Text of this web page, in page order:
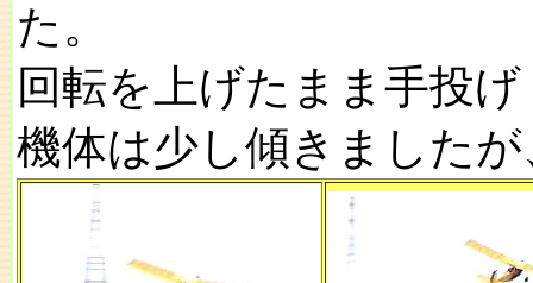
た。
回転を上げたまま手投げ
機体は少し傾きました